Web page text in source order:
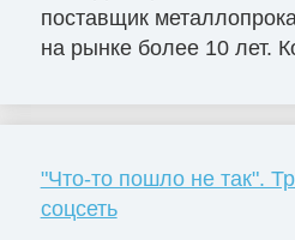
поставщик
на рынке более 10 лет.
"Что-то пошло не так".
соцсеть